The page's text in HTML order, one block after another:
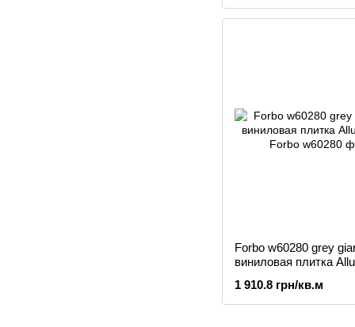
Forbo w60280 grey
виниловая плитка
1 910.8 грн/кв.м